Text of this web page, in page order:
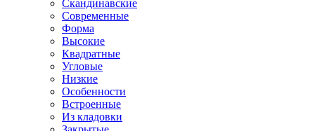
Скандинавские
Современные
Форма
Высокие
Квадратные
Угловые
Низкие
Особенности
Встроенные
Из кладовки